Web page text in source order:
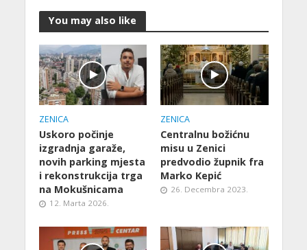
You may also like
ZENICA
Uskoro počinje
izgradnja garaže,
novih parking mjesta
i rekonstrukcija trga
na Mokušnicama
12. Marta 2026.
ZENICA
Centralnu božićnu
misu u Zenici
predvodio župnik fra
Marko Kepić
26. Decembra 2023.